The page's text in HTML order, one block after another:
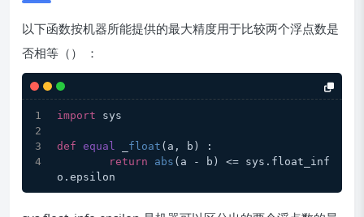
以下函数按机器所能提供的最大精度用于比较两个浮点数是
否相等（） ：
import sys
def equal float (a, b) :
return
abs (a - b) <= sys.float_inf
o.epsilon